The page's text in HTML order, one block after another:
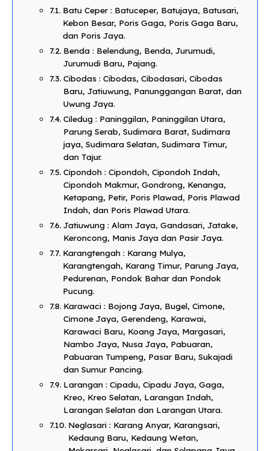
Batu Ceper : Batuceper, Batujaya, Batusari,
Kebon Besar, Poris Gaga, Poris Gaga Baru,
dan Poris Jaya.
Benda : Belendung, Benda, Jurumudi,
Jurumudi Baru, Pajang.
Cibodas : Cibodas, Cibodasari, Cibodas
Baru, Jatiuwung, Panunggangan Barat, dan
Uwung Jaya.
Ciledug : Paninggilan, Paninggilan Utara,
Parung Serab, Sudimara Barat, Sudimara
jaya, Sudimara Selatan, Sudimara Timur,
dan Tajur.
Cipondoh : Cipondoh, Cipondoh Indah,
Cipondoh Makmur, Gondrong, Kenanga,
Ketapang, Petir, Poris Plawad, Poris Plawad
Indah, dan Poris Plawad Utara.
Jatiuwung : Alam Jaya, Gandasari, Jatake,
Keroncong, Manis Jaya dan Pasir Jaya.
Karangtengah : Karang Mulya,
Karangtengah, Karang Timur, Parung Jaya,
Pedurenan, Pondok Bahar dan Pondok
Pucung.
Karawaci : Bojong Jaya, Bugel, Cimone,
Cimone Jaya, Gerendeng, Karawai,
Karawaci Baru, Koang Jaya, Margasari,
Nambo Jaya, Nusa Jaya, Pabuaran,
Pabuaran Tumpeng, Pasar Baru, Sukajadi
dan Sumur Pancing.
Larangan : Cipadu, Cipadu Jaya, Gaga,
Kreo, Kreo Selatan, Larangan Indah,
Larangan Selatan dan Larangan Utara.
Neglasari : Karang Anyar, Karangsari,
Kedaung Baru, Kedaung Wetan,